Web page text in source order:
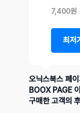
7,400원
최저
오닉스북스 페
BOOX PAGE
구매한 고객의